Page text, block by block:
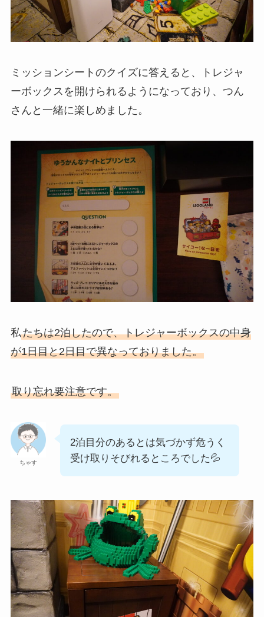
ミッションシートのクイズに答えると、トレジャ
ーボックスを開けられるようになっており、つん
さんと一緒に楽しめました。
私たちは2泊したので、トレジャーボックスの中身
が1日目と2日目で異なっておりました。
取り忘れ要注意です。
ちゃす
2泊目分のあるとは気づかず危うく
受け取りそびれるところでした💦